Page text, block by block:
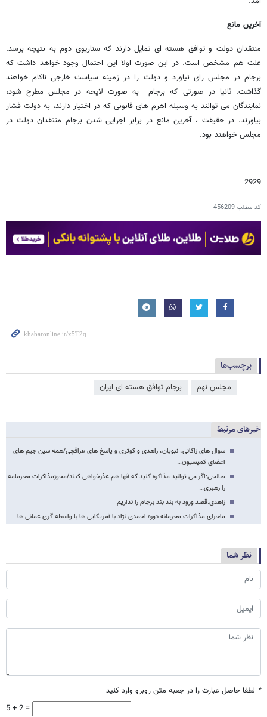
آخرین مانع
منتقدان دولت و توافق هسته ای تمایل دارند که سناریوی دوم به نتیجه برسد.
علت هم مشخص است. در این صورت اولا این احتمال وجود خواهد داشت که
برجام در مجلس رای نیاورد و دولت را در زمینه سیاست خارجی ناکام خواهند
گذاشت. ثانیا در صورتی که برجام به صورت لایحه در مجلس مطرح شود،
نمایندگان می توانند به وسیله اهرم های قانونی که در اختیار دارند، به دولت فشار
بیاورند. در حقیقت ، آخرین مانع در برابر اجرایی شدن برجام منتقدان دولت در
مجلس خواهند بود.
2929
کد مطلب456209
برچسب‌ها
مجلس نهم برجام توافق هسته ای ایران
خبرهای مرتبط
سوال های زاکانی، نبویان، زاهدی و کوثری و پاسخ های عراقچی/همه سین جیم های
اعضای کمیسیون…
صالحی:اگر می توانید مذاکره کنید که آنها هم عذرخواهی کنند/مجوزمذاکرات محرمامه
را رهبری…
زاهدی:قصد ورود به بند بند برجام را نداریم
ماجرای مذاکرات محرمانه دوره احمدی نژاد با آمریکایی ها با واسطه گری عمانی ها
نظر شما
* لطفا حاصل عبارت را در جعبه متن روبرو وارد کنید
5 + 2 =